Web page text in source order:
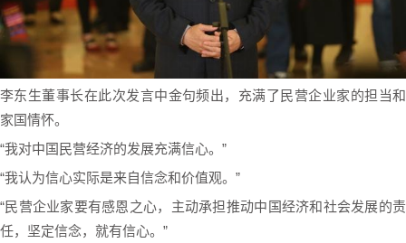
李东生董事长在此次发言中金句频出，充满了民营企业家的担当和
家国情怀。
“我对中国民营经济的发展充满信心。”
“我认为信心实际是来自信念和价值观。”
“民营企业家要有感恩之心，主动承担推动中国经济和社会发展的责
任，坚定信念，就有信心。”